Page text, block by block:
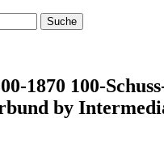
1870 100-
by